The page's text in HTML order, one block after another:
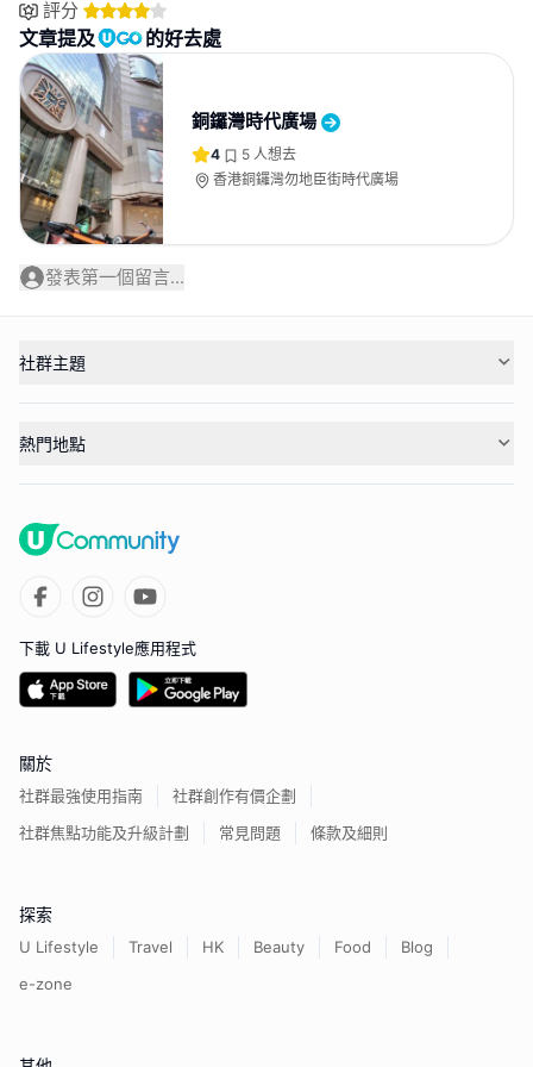
評分
文章提及 的好去處
銅鑼灣時代廣場
4 5 人想去
香港銅鑼灣勿地臣街時代廣場
發表第一個留言...
社群主題
熱門地點
下載 U Lifestyle應用程式
關於
社群最強使用指南
社群創作有價企劃
社群焦點功能及升級計劃
常見問題 條款及細則
探索
U Lifestyle Travel HK Beauty Food
Blog
e-zone